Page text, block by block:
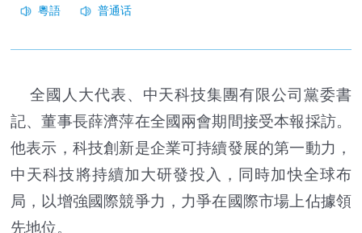
全國人大代表、中天科技集團有限公司黨委書
記、董事長薛濟萍在全國兩會期間接受本報採訪。
他表示，科技創新是企業可持續發展的第一動力，
中天科技將持續加大研發投入，同時加快全球布
局，以增強國際競爭力，力爭在國際市場上佔據領
先地位。